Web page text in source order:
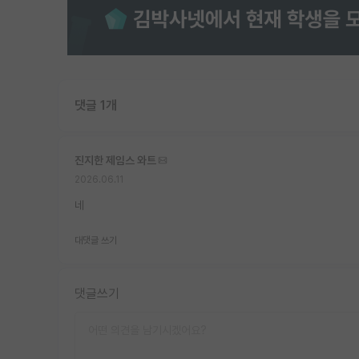
댓글 1개
진지한 제임스 와트
네
대댓글 쓰기
댓글쓰기